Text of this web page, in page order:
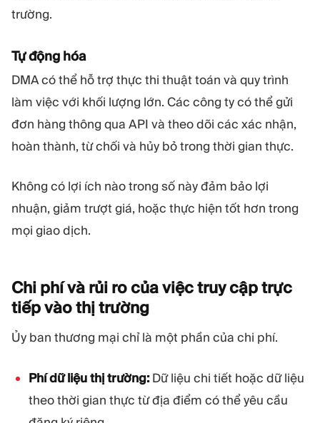
trường.
Tự động hóa
DMA có thể hỗ trợ thực thi thuật toán và quy trình
làm việc với khối lượng lớn. Các công ty có thể gửi
đơn hàng thông qua API và theo dõi các xác nhận,
hoàn thành, từ chối và hủy bỏ trong thời gian thực.
Không có lợi ích nào trong số này đảm bảo lợi
nhuận, giảm trượt giá, hoặc thực hiện tốt hơn trong
mọi giao dịch.
Chi phí và rủi ro của việc truy cập trực
tiếp vào thịtrường
Ủy ban thương mại chỉ là một phần của chi phí.
Phí dữ liệu thị trường:Dữ liệu chi tiết hoặc dữ liệu
theo thời gian thực từ địa điểm có thể yêu cầu